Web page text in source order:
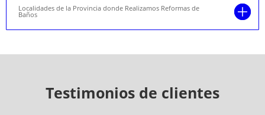
Localidades de la Provincia donde Realizamos Reformas de
Baños
Testimonios de clientes